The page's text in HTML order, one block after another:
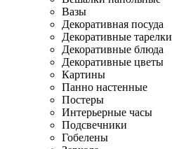
Вазы
Декоративная посуда
Декоративные тарелки
Декоративные блюда
Декоративные цветы
Картины
Панно настенные
Постеры
Интерьерные часы
Подсвечники
Гобелены